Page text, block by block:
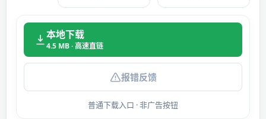
本地下载
4.5 MB · 高速直链
报错反馈
普通下载入口 · 非广告按钮